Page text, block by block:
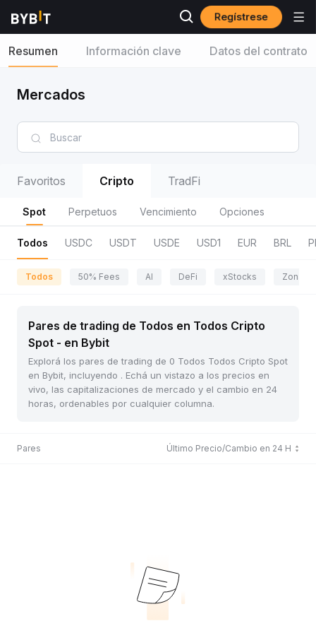
Regístrese
Resumen Información clave Datos del contrato
Mercados
Favoritos Cripto TradFi
Spot Perpetuos Vencimiento Opciones
Todos USDC USDT USDE USD1 EUR BRL
Todos 50% Fees AI DeFi xStocks Zona
Pares de trading de Todos en Todos Cripto
Spot - en Bybit
Explorá los pares de trading de 0 Todos Todos Cripto Spot
en Bybit, incluyendo . Echá un vistazo a los precios en
vivo, las capitalizaciones de mercado y el cambio en 24
horas, ordenables por cualquier columna.
Pares Último Precio/Cambio en 24 H